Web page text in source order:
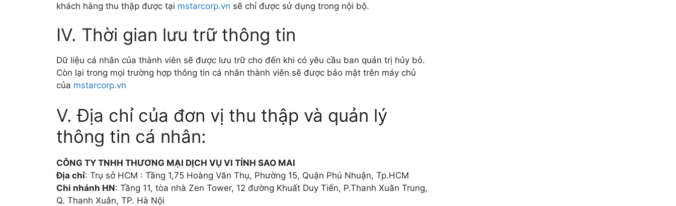
khách hàng thu thập được tại mstarcorp.vn sẽ chỉ được sử dụng trong nội bộ.
IV. Thời gian lưu trữ thông tin
Dữ liệu cá nhân của thành viên sẽ được lưu trữ cho đến khi có yêu cầu ban quản trị hủy bỏ.
Còn lại trong mọi trường hợp thông tin cá nhân thành viên sẽ được bảo mật trên máy chủ
của mstarcorp.vn
V. Địa chỉ của đơn vị thu thập và quản lý
thông tin cá nhân:
CÔNG TY TNHH THƯƠNG MẠI DỊCH VỤ VI TÍNH SAO MAI
Địa chỉ: Trụ sở HCM : Tầng 1,75 Hoàng Văn Thụ, Phường 15, Quận Phú Nhuận, Tp.HCM
Chi nhánh HN: Tầng 11, tòa nhà Zen Tower, 12 đường Khuất Duy Tiến, P.Thanh Xuân Trung,
Q. Thanh Xuân, TP. Hà Nội